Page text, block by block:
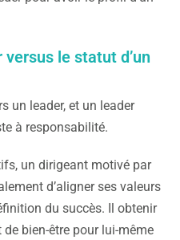
versus le statut d’un
un leader, et un leader
à responsabilité.
un dirigeant motivé par
d’aligner ses valeurs
du succès. Il obtenir
bien-être pour lui-même